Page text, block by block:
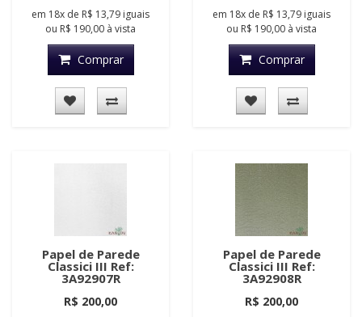
em 18x de R$ 13,79 iguais
ou R$ 190,00 à vista
Comprar
em 18x de R$ 13,79 iguais
ou R$ 190,00 à vista
Comprar
Papel de Parede
Classici III Ref:
3A92907R
R$ 200,00
Papel de Parede
Classici III Ref:
3A92908R
R$ 200,00